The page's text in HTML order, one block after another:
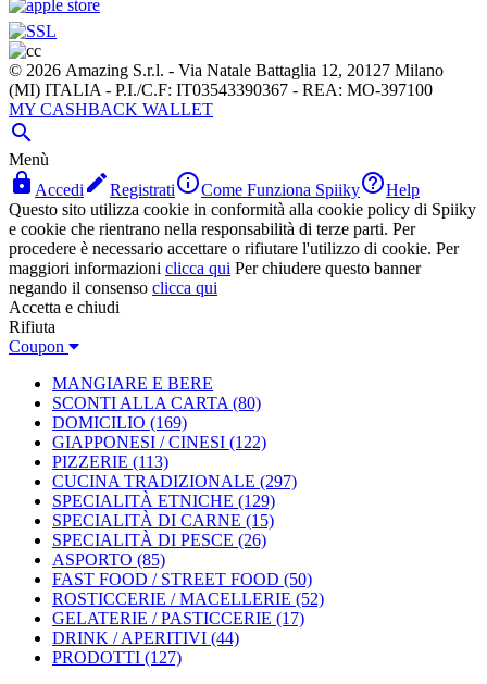
© 2026 Amazing S.r.l. - Via Natale Battaglia 12, 20127 Milano
(MI) ITALIA - P.I./C.F: IT03543390367 - REA: MO-397100
MY CASHBACK WALLET

Menù
 Accedi RegistratiCome Funziona SpiikyHelp
Questo sito utilizza cookie in conformità alla cookie policy di Spiiky
e cookie che rientrano nella responsabilità di terze parti. Per
procedere è necessario accettare o rifiutare l'utilizzo di cookie. Per
maggiori informazioni clicca qui Per chiudere questo banner
negando il consenso clicca qui
Accetta e chiudi
Rifiuta
Coupon
MANGIARE E BERE
SCONTI ALLA CARTA (80)
DOMICILIO (169)
GIAPPONESI / CINESI (122)
PIZZERIE (113)
CUCINA TRADIZIONALE (297)
SPECIALITÀ ETNICHE (129)
SPECIALITÀ DI CARNE (15)
SPECIALITÀ DI PESCE (26)
ASPORTO (85)
FAST FOOD / STREET FOOD (50)
ROSTICCERIE / MACELLERIE (52)
GELATERIE / PASTICCERIE (17)
DRINK / APERITIVI (44)
PRODOTTI (127)